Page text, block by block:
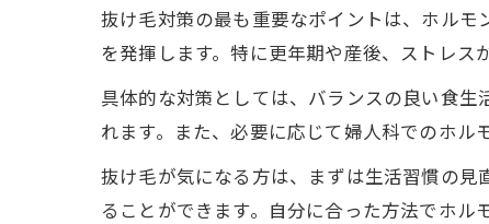
抜け毛対策の最も重要なポイントは、ホル
を発揮します。特に更年期や産後、ストレス
具体的な対策としては、バランスの良い食
れます。また、必要に応じて婦人科でのホル
抜け毛が気になる方は、まずは生活習慣の
ることができます。自分に合った方法でホル